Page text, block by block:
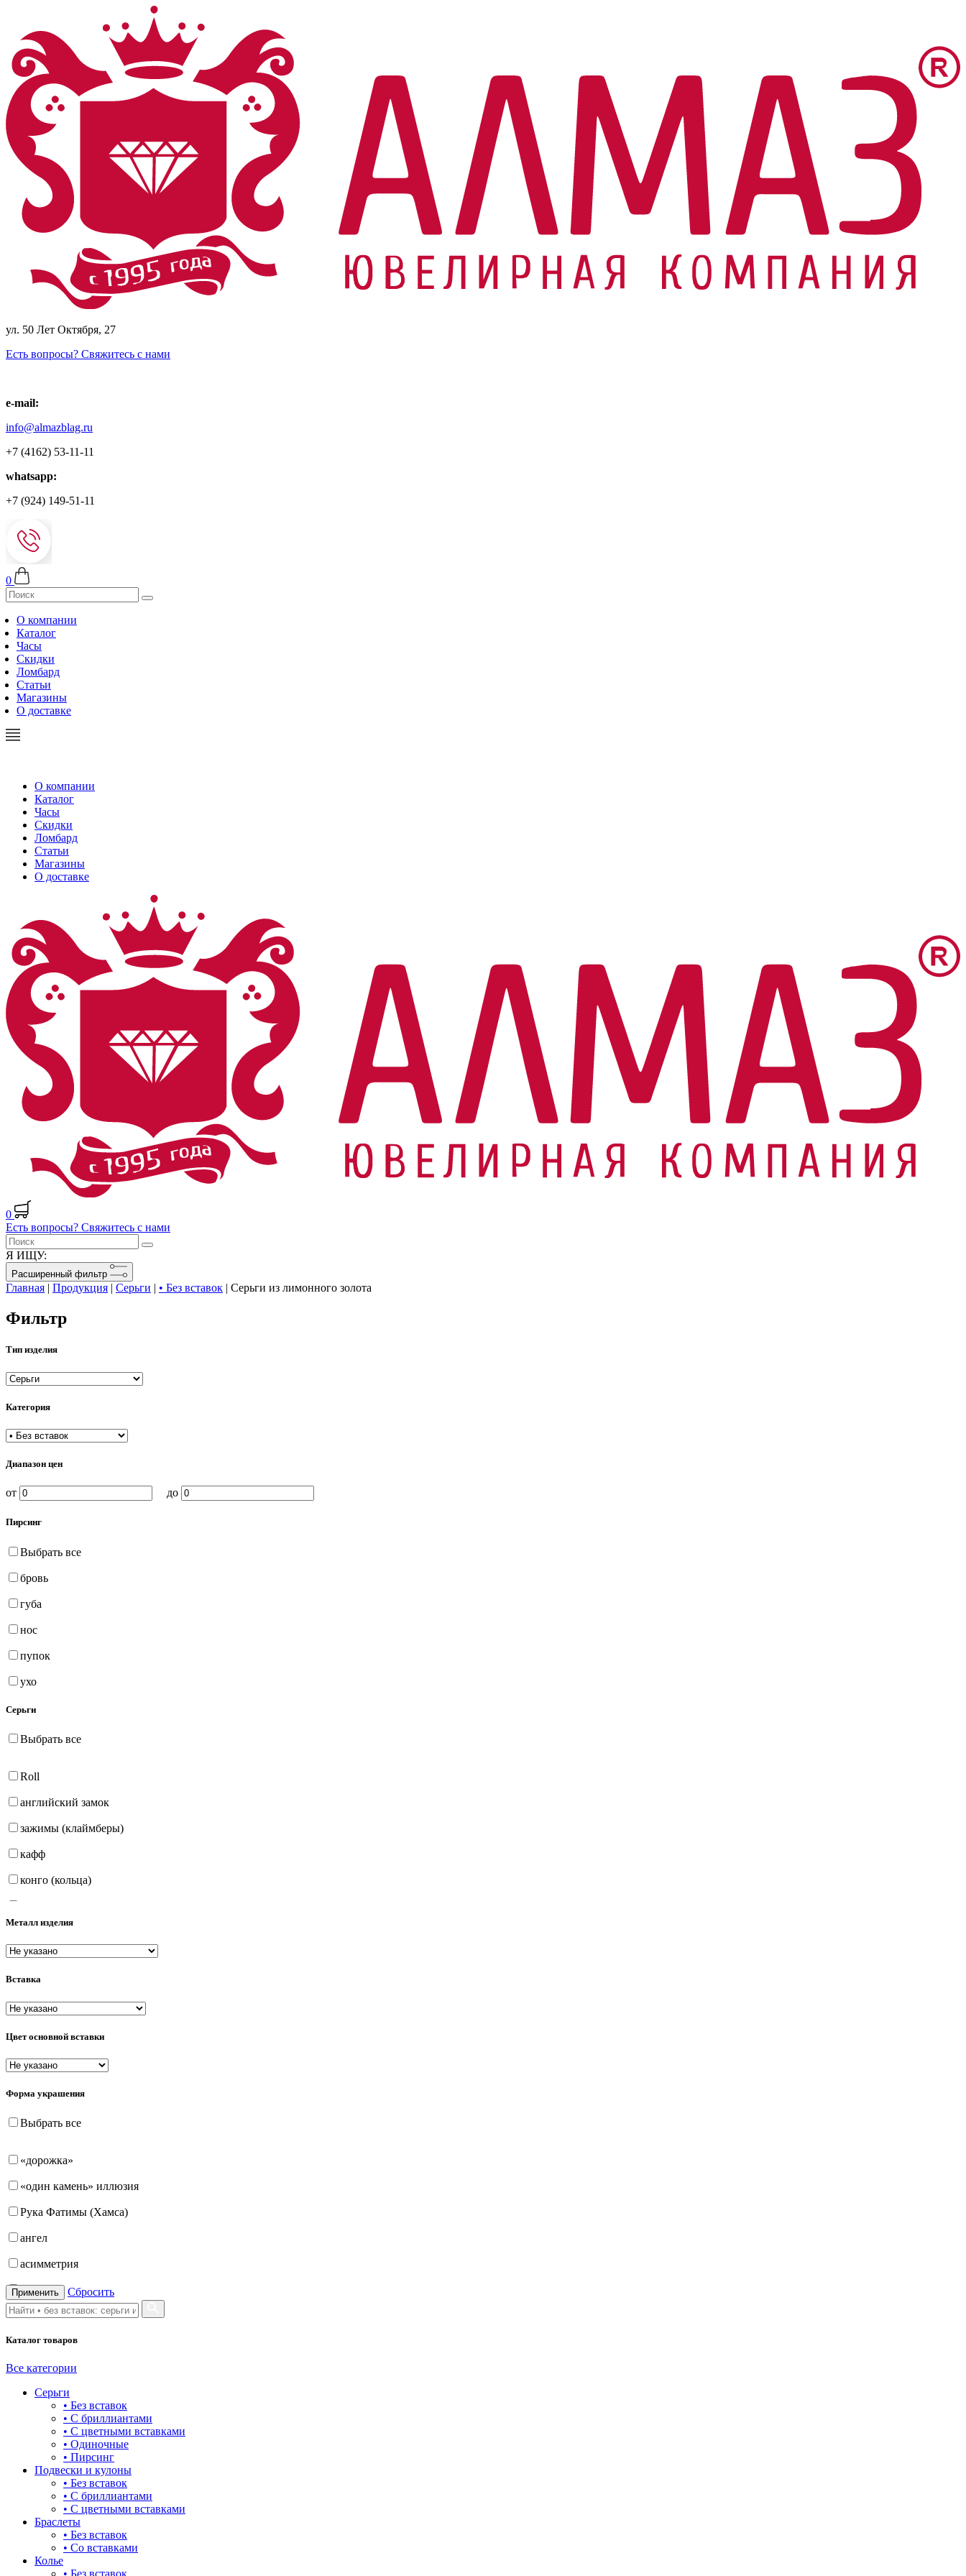
ул. 50 Лет Октября, 27
Есть вопросы? Свяжитесь с нами
e-mail:
info@almazblag.ru
+7 (4162) 53-11-11
whatsapp:
+7 (924) 149-51-11
0
О компании
Каталог
Часы
Скидки
Ломбард
Статьи
Магазины
О доставке
О компании
Каталог
Часы
Скидки
Ломбард
Статьи
Магазины
О доставке
0
Есть вопросы? Свяжитесь с нами
Я ИЩУ:
Расширенный фильтр
Главная | Продукция | Серьги | • Без вставок | Серьги из лимонного золота
Фильтр
Тип изделия
Категория
Диапазон цен
от до
Пирсинг
Выбрать все
бровь
губа
нос
пупок
ухо
Серьги
Выбрать все
Roll
английский замок
зажимы (клаймберы)
кафф
конго (кольца)
пусеты (гвоздики)
Металл изделия
Вставка
Цвет основной вставки
Форма украшения
Выбрать все
«дорожка»
«один камень» иллюзия
Рука Фатимы (Хамса)
ангел
асимметрия
бабочка
бантик
башня
бесконечность
буквы
булавка
гвоздь
деревья
длинные
для мам
Применить Сбросить
Каталог товаров
Все категории
Серьги
• Без вставок
• С бриллиантами
• С цветными вставками
• Одиночные
• Пирсинг
Подвески и кулоны
• Без вставок
• С бриллиантами
• С цветными вставками
Браслеты
• Без вставок
• Со вставками
Колье
• Без вставок